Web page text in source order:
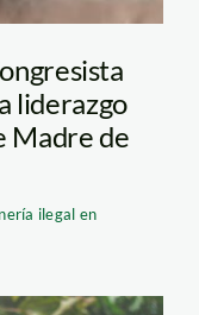
liderazgo
Madre de
ilegal en